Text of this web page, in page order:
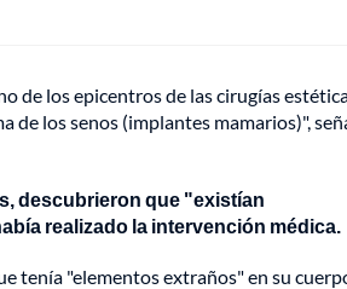
de los epicentros de las cirugías
de los senos (implantes mamarios)",
descubrieron que "existían
realizado la intervención médica.
tenía "elementos extraños" en su